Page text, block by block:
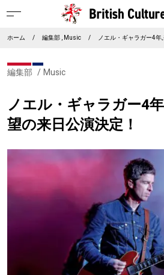
ホーム / 編集部 Music / ノエル・ギャラガー4年
編集部 Music
ノエル・ギャラガー4
望の来日公演決定！